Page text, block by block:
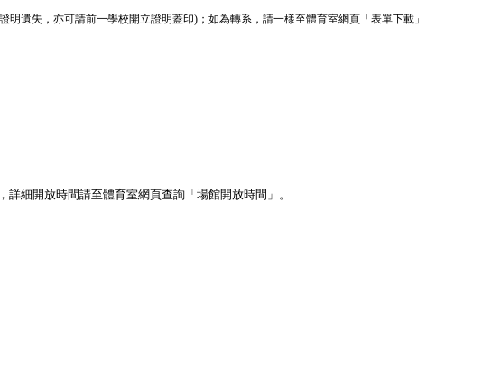
明遺失，亦可請前一學校開立證明蓋印)；如為轉系，請一樣至體育室網頁「表單下載」
，詳細開放時間請至體育室網頁查詢「場館開放時間」。